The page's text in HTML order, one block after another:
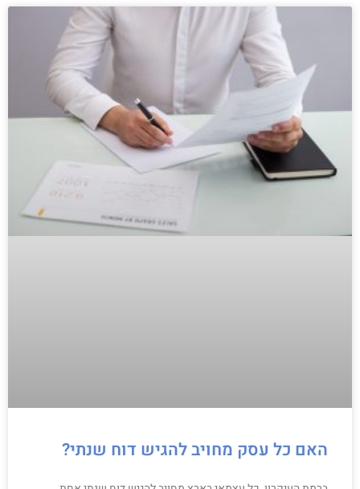
האם כל עסק מחויב להגיש דוח שנתי?